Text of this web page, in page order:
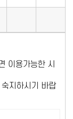
이용가능한 시
지하시기 바랍